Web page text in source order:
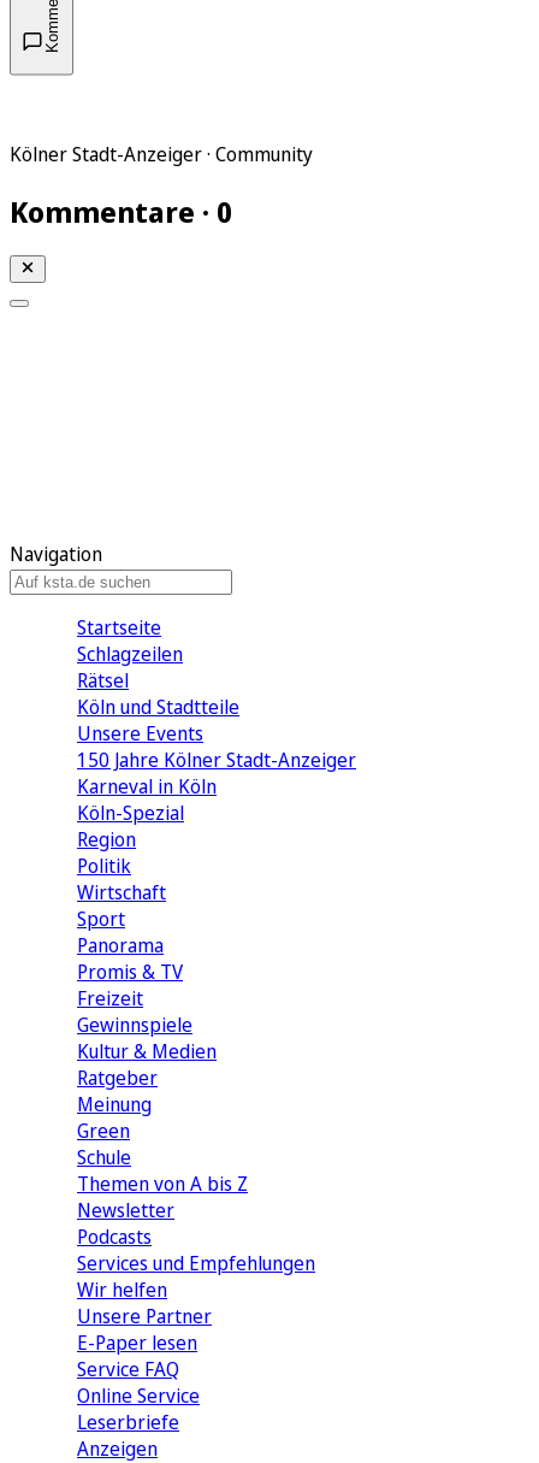
Kölner Stadt-Anzeiger · Community
Kommentare · 0
Navigation
Startseite
Schlagzeilen
Rätsel
Köln und Stadtteile
Unsere Events
150 Jahre Kölner Stadt-Anzeiger
Karneval in Köln
Köln-Spezial
Region
Politik
Wirtschaft
Sport
Panorama
Promis & TV
Freizeit
Gewinnspiele
Kultur & Medien
Ratgeber
Meinung
Green
Schule
Themen von A bis Z
Newsletter
Podcasts
Services und Empfehlungen
Wir helfen
Unsere Partner
E-Paper lesen
Service FAQ
Online Service
Leserbriefe
Anzeigen